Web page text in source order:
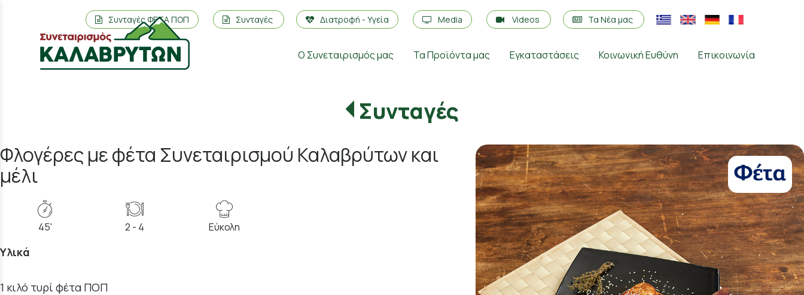
Συνταγές ΦΕΤΑ ΠΟΠ Συνταγές Διατροφή - Υγεία Media Videos Τα Νέα μας
Ο Συνεταιρισμός μας Τα Προϊόντα μας Εγκαταστάσεις Κοινωνική Ευθύνη Επικοινωνία
Συνταγές
Φλογέρες με φέτα Συνεταιρισμού Καλαβρύτων και
μέλι
45' 2 - 4 Εύκολη
Υλικά
1 κιλό τυρί φέτα ΠΟΠ